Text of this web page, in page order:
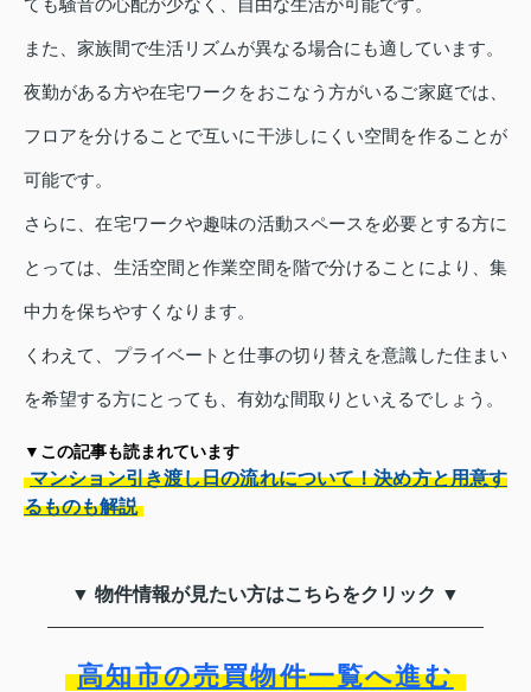
また、家族間で生活リズムが異なる場合にも適しています。
夜勤がある方や在宅ワークをおこなう方がいるご家庭では、
フロアを分けることで互いに干渉しにくい空間を作ることが
可能です。
さらに、在宅ワークや趣味の活動スペースを必要とする方に
とっては、生活空間と作業空間を階で分けることにより、集
中力を保ちやすくなります。
くわえて、プライベートと仕事の切り替えを意識した住まい
を希望する方にとっても、有効な間取りといえるでしょう。
▼この記事も読まれています
マンション引き渡し日の流れについて！決め方と用意す
るものも解説
▼ 物件情報が見たい方はこちらをクリック ▼
高知市の売買物件一覧へ進む